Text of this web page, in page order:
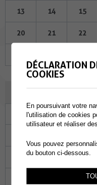
13 14 15
20 21 22
Ma Me
05 06
DÉCLARATION
COOKIES
En poursuivant votre
l'utilisation de cookies
utilisateur et réaliser
Vous pouvez
du bouton ci-dessous.